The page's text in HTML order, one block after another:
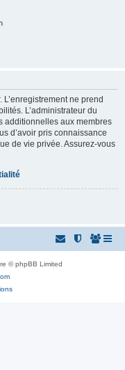
ne prend
L’administrateur du
additionnelles aux membres
d’avoir pris connaissance
de vie privée. Assurez-vous
© phpBB Limited